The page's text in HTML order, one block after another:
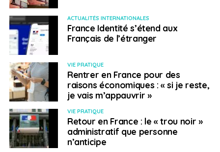
A post shared by LongHui Intl.Wushu Academy® (@longhui_wushu)
La Chine comme terrain
d’adoption
ACTUALITÉS INTERNATIONALES
France Identité s’étend aux
Français de l’étranger
VIE PRATIQUE
Rentrer en France pour des
raisons économiques : « si je reste,
je vais m’appauvrir »
VIE PRATIQUE
Retour en France : le « trou noir »
administratif que personne
n’anticipe